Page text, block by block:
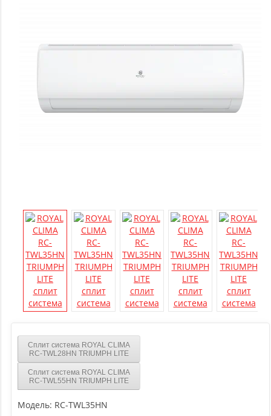
Сплит система ROYAL CLIMA
RC-TWL28HN TRIUMPH LITE
Сплит система ROYAL CLIMA
RC-TWL55HN TRIUMPH LITE
Модель: RC-TWL35HN